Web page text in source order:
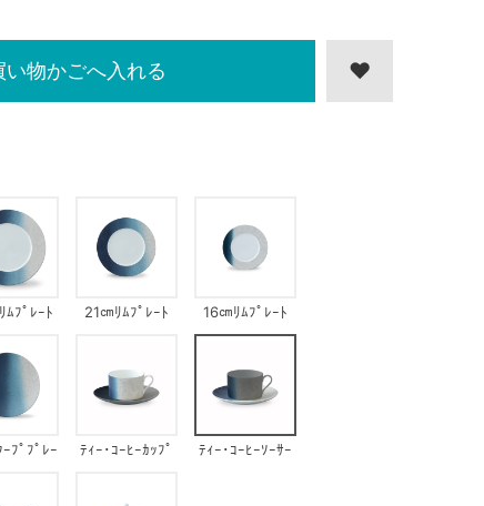
ﾑﾌﾟﾚｰﾄ 21㎝ﾘﾑﾌﾟﾚｰﾄ 16㎝ﾘﾑﾌﾟﾚｰﾄ
ﾌﾟﾌﾟﾚｰ
ﾃｨｰ･ｺｰﾋｰｶｯﾌﾟ ﾃｨｰ･ｺｰﾋｰｿｰｻｰ
い物かごへ入れる